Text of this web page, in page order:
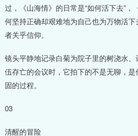
过，《山海情》的日常是“如何活下去”，
何坚持正确却艰难地为自己也为万物活
者关乎信仰。
镜头平静地记录白菊为院子里的树浇水
伍存亡的会议时，它拍下的不是无聊，
固的过程。
03
清醒的冒险